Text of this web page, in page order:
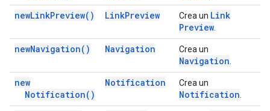
newLinkPreview( ) LinkPreview Crea un Link
Preview
newNavigation( ) Navigation Crea un
Navigation
new
Notification( )
Notification Crea un
Notification